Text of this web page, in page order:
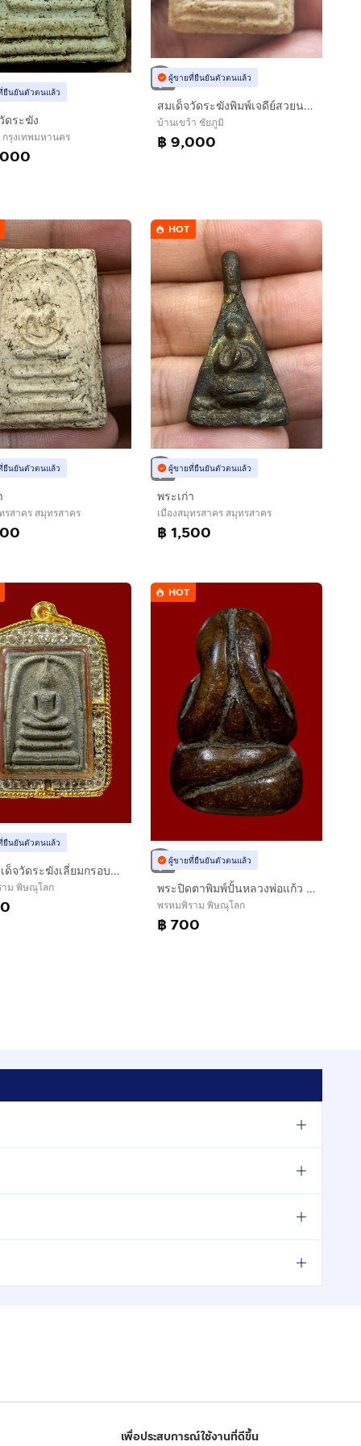
ยืนยันตัวตนแล้ว
ดระฆัง
กรุงเทพมหานคร
ผู้ขายที่ยืนยันตัวตนแล้ว
สมเด็จวัดระฆังพิมพ์เจดีย์สวยนมเริ่มมีมวลสารเก่าๆ
บ้านเขว้า ชัยภูมิ
฿ 9,000
ยืนยันตัวตนแล้ว
รสาคร สมุทรสาคร
HOT
ผู้ขายที่ยืนยันตัวตนแล้ว
พระเก่า
เมืองสมุทรสาคร สมุทรสาคร
฿ 1,500
ยืนยันตัวตนแล้ว
พระสมเด็จวัดระฆังเลี่ยมกรอบสวยมาก
ม พิษณุโลก
HOT
ผู้ขายที่ยืนยันตัวตนแล้ว
พระปิดตาพิมพ์ปั้นหลวงพ่อแก้ว วัดปากทะเล
พรหมพิราม พิษณุโลก
฿ 700
เพื่อประสบการณ์ใช้งานที่ดีขึ้น